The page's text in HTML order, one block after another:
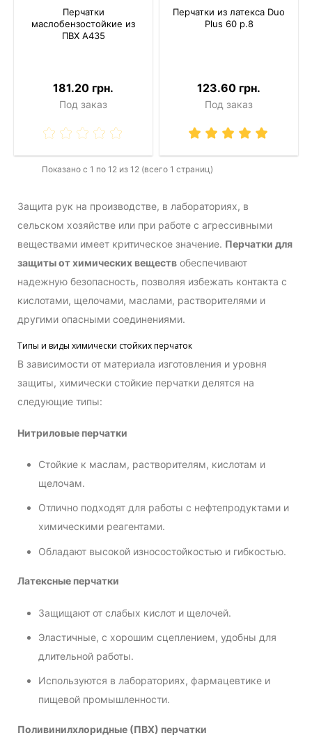
Перчатки
маслобензостойкие из
ПВХ A435
181.20 грн.
Под заказ
Перчатки из латекса Duo
Plus 60 р.8
123.60 грн.
Под заказ
Показано с 1 по 12 из 12 (всего 1 страниц)
Защита рук на производстве, в лабораториях, в
сельском хозяйстве или при работе с агрессивными
веществами имеет критическое значение. Перчатки для
защиты от химических веществ обеспечивают
надежную безопасность, позволяя избежать контакта с
кислотами, щелочами, маслами, растворителями и
другими опасными соединениями.
Типы и виды химически стойких перчаток
В зависимости от материала изготовления и уровня
защиты, химически стойкие перчатки делятся на
следующие типы:
Нитриловые перчатки
Стойкие к маслам, растворителям, кислотам и
щелочам.
Отлично подходят для работы с нефтепродуктами и
химическими реагентами.
Обладают высокой износостойкостью и гибкостью.
Латексные перчатки
Защищают от слабых кислот и щелочей.
Эластичные, с хорошим сцеплением, удобны для
длительной работы.
Используются в лабораториях, фармацевтике и
пищевой промышленности.
Поливинилхлоридные (ПВХ) перчатки